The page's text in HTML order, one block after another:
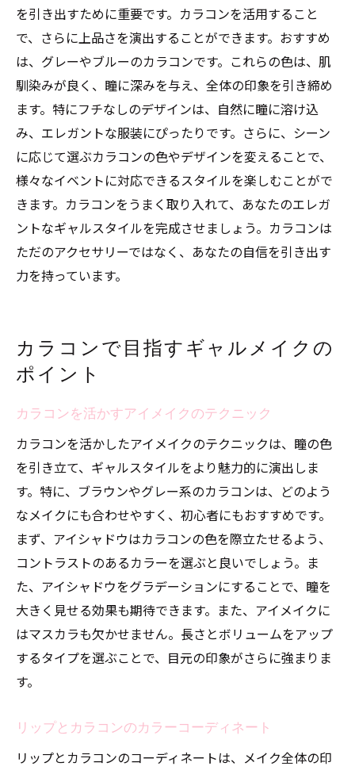
を引き出すために重要です。カラコンを活用すること
で、さらに上品さを演出することができます。おすすめ
は、グレーやブルーのカラコンです。これらの色は、肌
馴染みが良く、瞳に深みを与え、全体の印象を引き締め
ます。特にフチなしのデザインは、自然に瞳に溶け込
み、エレガントな服装にぴったりです。さらに、シーン
に応じて選ぶカラコンの色やデザインを変えることで、
様々なイベントに対応できるスタイルを楽しむことがで
きます。カラコンをうまく取り入れて、あなたのエレガ
ントなギャルスタイルを完成させましょう。カラコンは
ただのアクセサリーではなく、あなたの自信を引き出す
力を持っています。
カラコンで目指すギャルメイクの
ポイント
カラコンを活かすアイメイクのテクニック
カラコンを活かしたアイメイクのテクニックは、瞳の色
を引き立て、ギャルスタイルをより魅力的に演出しま
す。特に、ブラウンやグレー系のカラコンは、どのよう
なメイクにも合わせやすく、初心者にもおすすめです。
まず、アイシャドウはカラコンの色を際立たせるよう、
コントラストのあるカラーを選ぶと良いでしょう。ま
た、アイシャドウをグラデーションにすることで、瞳を
大きく見せる効果も期待できます。また、アイメイクに
はマスカラも欠かせません。長さとボリュームをアップ
するタイプを選ぶことで、目元の印象がさらに強まりま
す。
リップとカラコンのカラーコーディネート
リップとカラコンのコーディネートは、メイク全体の印